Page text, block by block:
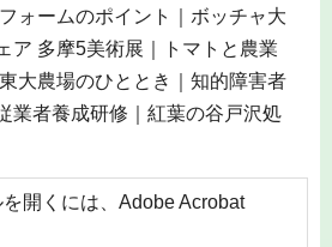
ォームのポイント｜ボッチャ大
ア 多摩5美術展｜トマトと農業
大農場のひととき｜知的障害者
業者養成研修｜紅葉の谷戸沢処
開くには、Adobe Acrobat